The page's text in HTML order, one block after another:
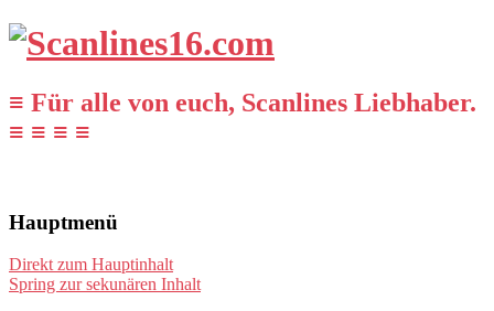
≡ Für alle von euch, Scanlines Liebhaber.
≡ ≡ ≡ ≡
Hauptmenü
Direkt zum Hauptinhalt
Spring zur sekunären Inhalt